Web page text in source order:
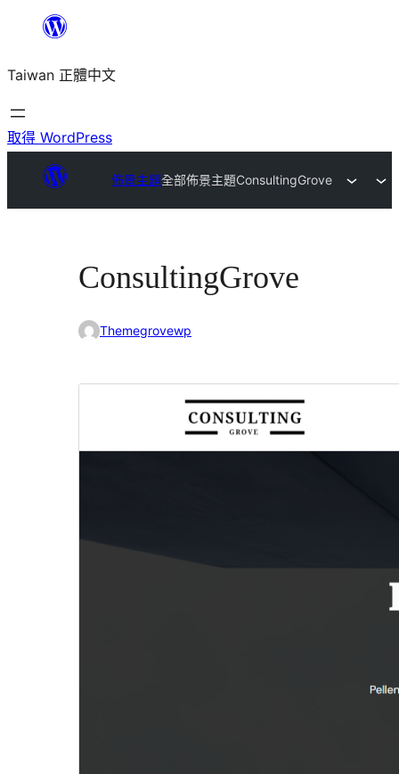
主
要
內
Taiwan 正體中文
取得 WordPress
佈景主題全部佈景主題ConsultingGrove
ConsultingGrove
Themegrovewp